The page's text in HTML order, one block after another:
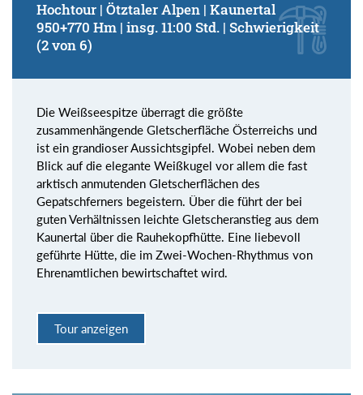
Hochtour | Ötztaler Alpen | Kaunertal
950+770 Hm | insg. 11:00 Std. | Schwierigkeit
(2 von 6)
Die Weißseespitze überragt die größte
zusammenhängende Gletscherfläche Österreichs und
ist ein grandioser Aussichtsgipfel. Wobei neben dem
Blick auf die elegante Weißkugel vor allem die fast
arktisch anmutenden Gletscherflächen des
Gepatschferners begeistern. Über die führt der bei
guten Verhältnissen leichte Gletscheranstieg aus dem
Kaunertal über die Rauhekopfhütte. Eine liebevoll
geführte Hütte, die im Zwei-Wochen-Rhythmus von
Ehrenamtlichen bewirtschaftet wird.
Tour anzeigen